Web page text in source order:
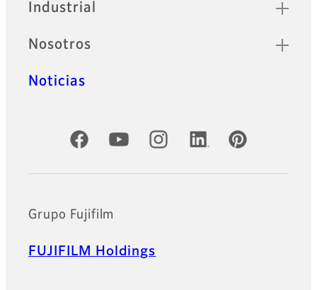
Industrial
Nosotros
Noticias
Cuentas oficiales de redes sociales
Grupo Fujifilm
FUJIFILM Holdings